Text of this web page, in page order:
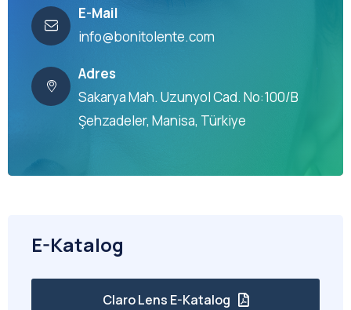
E-Mail
info@bonitolente.com
Adres
Sakarya Mah. Uzunyol Cad. No:100/B
Şehzadeler, Manisa, Türkiye
E-Katalog
Claro Lens E-Katalog